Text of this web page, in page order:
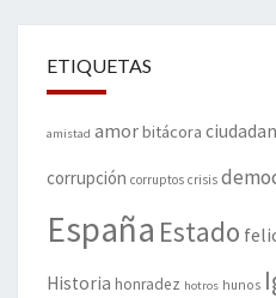
ETIQUETAS
amistad amorbitácora
corrupción corruptos crisis
España Estado
Historia honradez hotros hunos